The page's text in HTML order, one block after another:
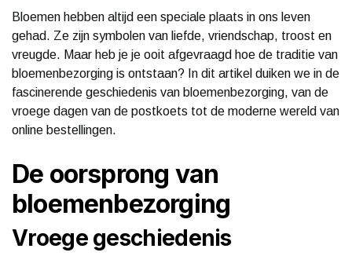
Bloemen hebben altijd een speciale plaats in ons leven
gehad. Ze zijn symbolen van liefde, vriendschap, troost en
vreugde. Maar heb je je ooit afgevraagd hoe de traditie van
bloemenbezorging is ontstaan? In dit artikel duiken we in de
fascinerende geschiedenis van bloemenbezorging, van de
vroege dagen van de postkoets tot de moderne wereld van
online bestellingen.
De oorsprong van
bloemenbezorging
Vroege geschiedenis